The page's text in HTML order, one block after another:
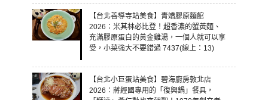
【台北善導寺站美食】青嬌膠原麵館
2026：米其林必比登！超香濃的蟹黃麵、
充滿膠原蛋白的黃金雞湯，一個人就可以享
受，小菜強大不要錯過 7437(線上：13)
【台北小巨蛋站美食】碧海廚房敦北店
2026：蔣經國專用的「復興鍋」餐具，